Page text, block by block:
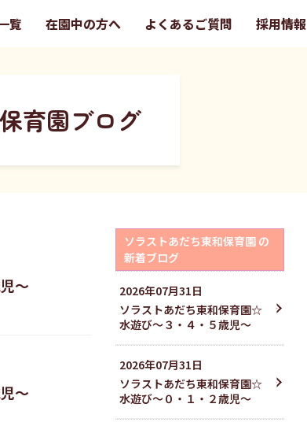
覧 在園中の方へ よくあるご質問 採用情報
育園ブログ
〜
〜
ソラストあだち東和保育園 の
新着ブログ
2026年07月31日
ソラストあだち東和保育園☆
水遊び〜３・４・５歳児〜
2026年07月31日
ソラストあだち東和保育園☆
水遊び〜０・１・２歳児〜